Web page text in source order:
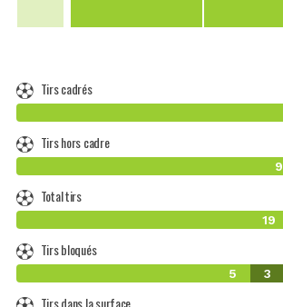
Tirs cadrés
Tirs hors cadre
9
Total tirs
19
Tirs bloqués
5 3
Tirs dans la surface